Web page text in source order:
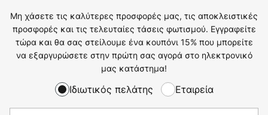
Μη χάσετε τις καλύτερες προσφορές μας, τις αποκλειστικές
προσφορές και τις τελευταίες τάσεις φωτισμού. Εγγραφείτε
τώρα και θα σας στείλουμε ένα κουπόνι 15% που μπορείτε
να εξαργυρώσετε στην πρώτη σας αγορά στο ηλεκτρονικό
μας κατάστημα!
Ιδιωτικός πελάτης Εταιρεία